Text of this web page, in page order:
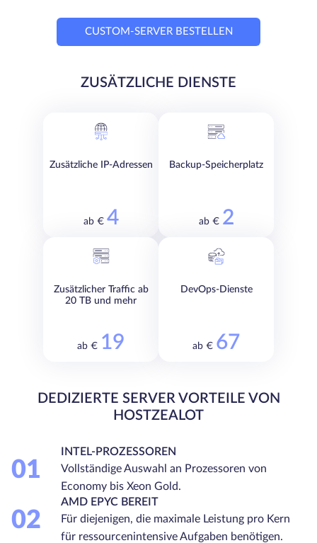
CUSTOM-SERVER BESTELLEN
ZUSÄTZLICHE DIENSTE
Zusätzliche IP-Adressen
ab € 4
Backup-Speicherplatz
ab € 2
Zusätzlicher Traffic ab
20 TB und mehr
ab € 19
DevOps-Dienste
ab € 67
DEDIZIERTE SERVER VORTEILE VON
HOSTZEALOT
01
INTEL-PROZESSOREN
Vollständige Auswahl an Prozessoren von
Economy bis Xeon Gold.
02
AMD EPYC BEREIT
Für diejenigen, die maximale Leistung pro Kern
für ressourcenintensive Aufgaben benötigen.